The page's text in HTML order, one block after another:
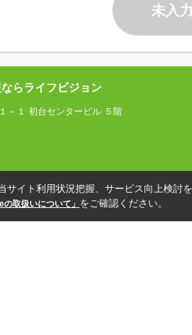
未入
らライフビジョン
－１ 初台センタービル ５階
サイト利用状況把握、サービス向上検討
の取扱いについて」 をご確認ください。